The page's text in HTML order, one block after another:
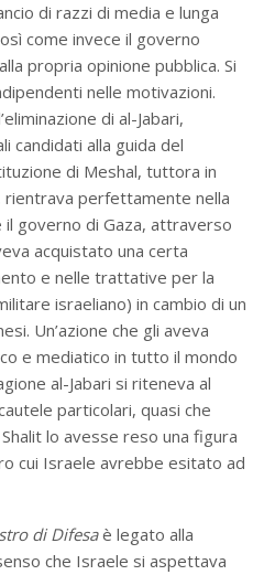
di razzi di media e lunga
come invece il governo
propria opinione pubblica. Si
nelle motivazioni.
di al-Jabari,
candidati alla guida del
di Meshal, tuttora in
rientrava perfettamente nella
governo di Gaza, attraverso
acquistato una certa
e nelle trattative per la
israeliano) in cambio di un
Un’azione che gli aveva
e mediatico in tutto il mondo
al-Jabari si riteneva al
particolari, quasi che
lo avesse reso una figura
cui Israele avrebbe esitato ad
di Difesaè legato alla
che Israele si aspettava